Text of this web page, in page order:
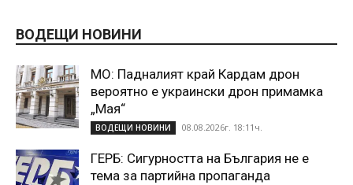
ВОДЕЩИ НОВИНИ
МО: Падналият край Кардам дрон
вероятно е украински дрон примамка
„Мая“
ВОДЕЩИ НОВИНИ 08.08.2026г. 18:11ч.
ГЕРБ: Сигурността на България не е
тема за партийна пропаганда